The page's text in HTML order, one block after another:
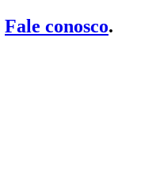
Fale conosco.